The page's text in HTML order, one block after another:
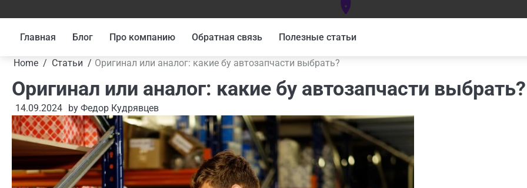
Главная Блог Про компанию Обратная связь Полезные статьи
Home Статьи Оригинал или аналог: какие бу автозапчасти выбрать?
Оригинал или аналог: какие бу автозапчасти выбрать?
14.09.2024 by Федор Кудрявцев